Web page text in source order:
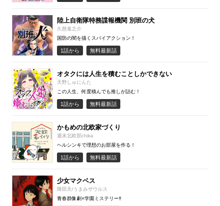
陸上自衛隊特務諜報機関 別班の犬
久慈進之介
国防の闇を描くスパイアクション！
1話から 無料最新話
オタクには人生を積むことしかできない
天野しゅにんた
この人生、何度積んでも推しが詰む！
1話から 無料最新話
かもめの北欧家づくり
週末北欧部chika
ヘルシンキで理想のお部屋を作る！
1話から 無料最新話
少女マクベス
降田天/うまみザウルス
青春群像劇×学園ミステリー‼